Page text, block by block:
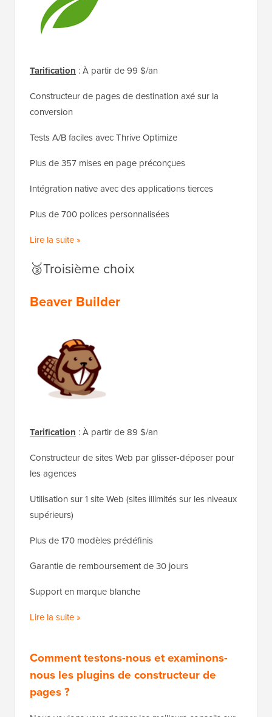
Tarification : À partir de 99 $/an
Constructeur de pages de destination axé sur la
conversion
Tests A/B faciles avec Thrive Optimize
Plus de 357 mises en page préconçues
Intégration native avec des applications tierces
Plus de 700 polices personnalisées
Lire la suite »
🥉Troisième choix
Beaver Builder
Tarification : À partir de 89 $/an
Constructeur de sites Web par glisser-déposer pour
les agences
Utilisation sur 1 site Web (sites illimités sur les niveaux
supérieurs)
Plus de 170 modèles prédéfinis
Garantie de remboursement de 30 jours
Support en marque blanche
Lire la suite »
Comment testons-nous et examinons-
nous les plugins de constructeur de
pages ?